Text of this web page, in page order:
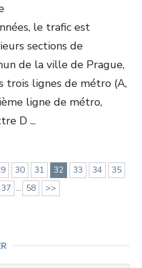
le trafic est
sections de
de la ville de Prague,
trois lignes de métro (A,
ligne de métro,
D ...
30 31 32 33 34
35
37 ... 58 >>